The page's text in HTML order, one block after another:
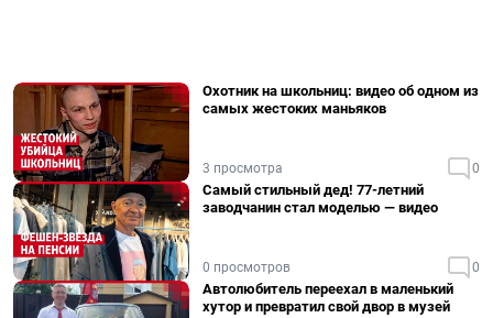
Охотник на школьниц: видео об одном из
самых жестоких маньяков
3 просмотра 0
Самый стильный дед! 77-летний
заводчанин стал моделью — видео
0 просмотров 0
Автолюбитель переехал в маленький
хутор и превратил свой двор в музей